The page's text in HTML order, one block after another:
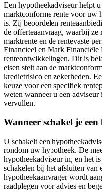
Een hypotheekadviseur helpt
marktconforme rente voor uw
is. Zij beoordelen
de offerteaanvraag, waarbij ze
marktrente en de rentevaste
Financieel en Mark
renteontwikkelingen. Dit is
eisen stelt aan de
kredietrisico en zekerheden.
keuze voor een specifiek
weten wanneer u een
vervullen.
Wanneer schakel je
U schakelt een
rondom uw hypotheek. De
hypotheekadviseur in, en het
schakelen bij het afsluiten van
hypotheekaanvrager wordt
raadplegen voor advies en